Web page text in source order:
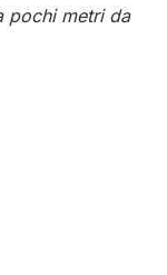
pochi metri da